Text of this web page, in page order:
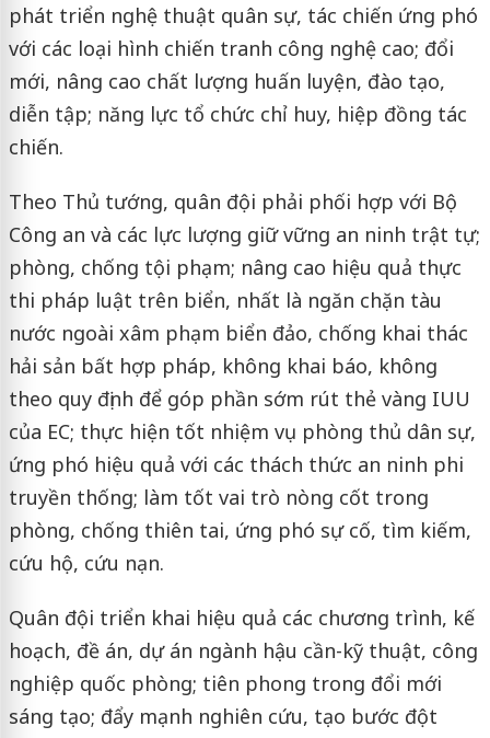
phát triển nghệ thuật quân sự, tác chiến ứng phó
với các loại hình chiến tranh công nghệ cao; đổi
mới, nâng cao chất lượng huấn luyện, đào tạo,
diễn tập; năng lực tổ chức chỉ huy, hiệp đồng tác
chiến.
Theo Thủ tướng, quân đội phải phối hợp với Bộ
Công an và các lực lượng giữ vững an ninh trật tự;
phòng, chống tội phạm; nâng cao hiệu quả thực
thi pháp luật trên biển, nhất là ngăn chặn tàu
nước ngoài xâm phạm biển đảo, chống khai thác
hải sản bất hợp pháp, không khai báo, không
theo quy định để góp phần sớm rút thẻ vàng IUU
của EC; thực hiện tốt nhiệm vụ phòng thủ dân sự,
ứng phó hiệu quả với các thách thức an ninh phi
truyền thống; làm tốt vai trò nòng cốt trong
phòng, chống thiên tai, ứng phó sự cố, tìm kiếm,
cứu hộ, cứu nạn.
Quân đội triển khai hiệu quả các chương trình, kế
hoạch, đề án, dự án ngành hậu cần-kỹ thuật, công
nghiệp quốc phòng; tiên phong trong đổi mới
sáng tạo; đẩy mạnh nghiên cứu, tạo bước đột